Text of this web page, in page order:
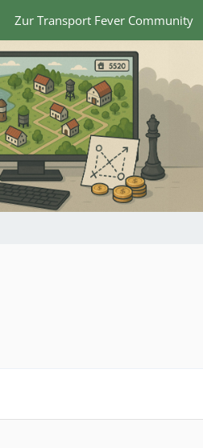
Zur Transport Fever Community